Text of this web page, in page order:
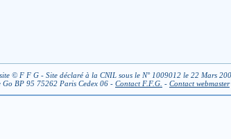
© F F G - Site déclaré à la CNIL sous le N° 1009012 le 22 Mars
Go BP 95 75262 Paris Cedex 06 - Contact F.F.G. - Contact webmaster